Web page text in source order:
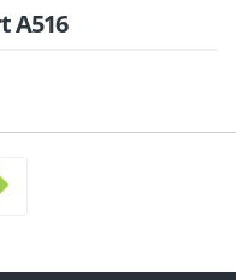
A516